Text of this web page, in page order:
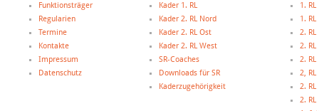
Funktionsträger
Regularien
Termine
Kontakte
Impressum
Datenschutz
Kader 1. RL
Kader 2. RL Nord
Kader 2. RL Ost
Kader 2. RL West
SR-Coaches
Downloads für SR
Kaderzugehörigkeit
1.
1.
2.
2.
2.
2,
2.
2.